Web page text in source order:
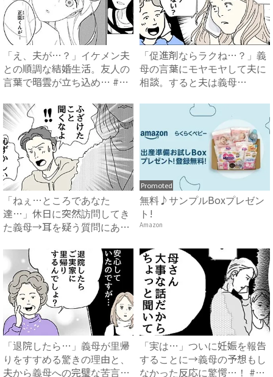
「え、夫が…？」イケメン夫
との順調な結婚生活。友人の
言葉で暗雲が立ち込め… #
「促進剤ならラクね…？」義
母の言葉にモヤモヤして夫に
相談。すると夫は義母
「ねぇ…ところであなた
達…」休日に突然訪問してき
た義母→耳を疑う質問にあ
Promoted
無料♪サンプルBoxプレゼン
ト!
Amazon
「退院したら…」義母が里帰
りをすすめる驚きの理由と、
夫から義母への完璧な苦言
「実は…」ついに妊娠を報告
することに→義母の予想もし
なかった反応に驚愕…！ #